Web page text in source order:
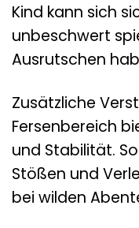
Kind kann sich
unbeschwert
Ausrutschen
Zusätzliche
Fersenbereich
und Stabilität.
Stößen und
bei wilden